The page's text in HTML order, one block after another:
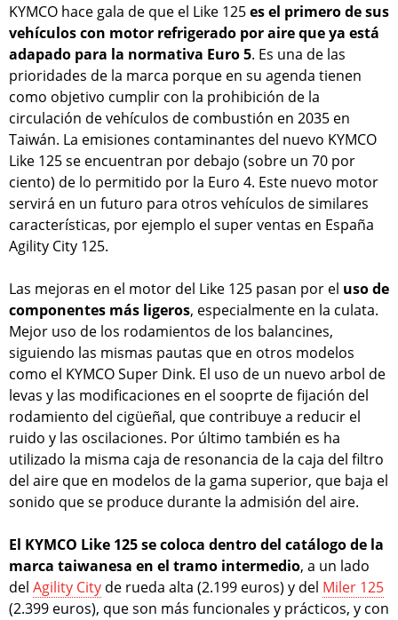
KYMCO hace gala de que el Like 125es el primero de sus
vehículos con motor refrigerado por aire que ya está
adapado para la normativa Euro 5. Es una de las
prioridades de la marca porque en su agenda tienen
como objetivo cumplir con la prohibición de la
circulación de vehículos de combustión en 2035 en
Taiwán. La emisiones contaminantes del nuevo KYMCO
Like 125 se encuentran por debajo (sobre un 70 por
ciento) de lo permitido por la Euro 4. Este nuevo motor
servirá en un futuro para otros vehículos de similares
características, por ejemplo el super ventas en España
Agility City 125.
Las mejoras en el motor del Like 125 pasan por el uso de
componentes más ligeros, especialmente en la culata.
Mejor uso de los rodamientos de los balancines,
siguiendo las mismas pautas que en otros modelos
como el KYMCO Super Dink. El uso de un nuevo arbol de
levas y las modificaciones en el sooprte de fijación del
rodamiento del cigüeñal, que contribuye a reducir el
ruido y las oscilaciones. Por último también es ha
utilizado la misma caja de resonancia de la caja del filtro
del aire que en modelos de la gama superior, que baja el
sonido que se produce durante la admisión del aire.
El KYMCO Like 125 se coloca dentro del catálogo de la
marca taiwanesa en el tramo intermedio, a un lado
del Agility City de rueda alta (2.199 euros) y del Miler 125
(2.399 euros), que son más funcionales y prácticos, y con